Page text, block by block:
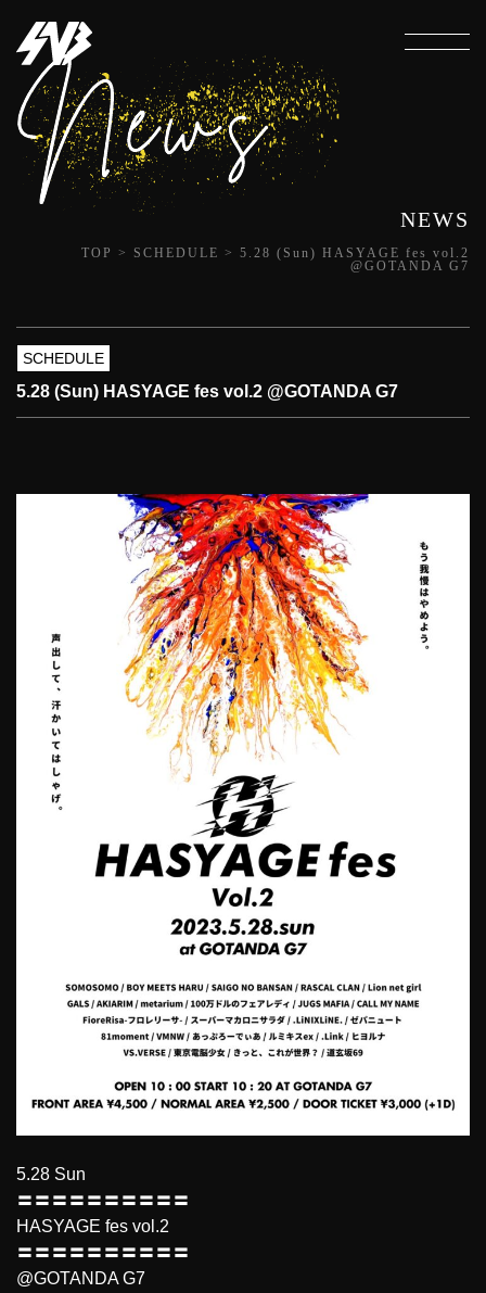
NEWS
TOP > SCHEDULE > 5.28 (Sun) HASYAGE fes vol.2
@GOTANDA G7
SCHEDULE
5.28 (Sun) HASYAGE fes vol.2 @GOTANDA G7
5.28 Sun
〓〓〓〓〓〓〓〓〓〓
HASYAGE fes vol.2
〓〓〓〓〓〓〓〓〓〓
@GOTANDA G7